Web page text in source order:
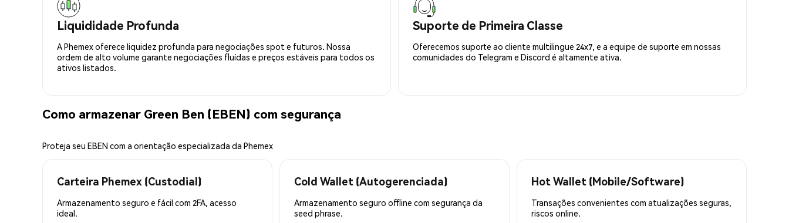
Liquididade Profunda
A Phemex oferece liquidez profunda para negociações spot e futuros. Nossa
ordem de alto volume garante negociações fluídas e preços estáveis para todos os
ativos listados.
Suporte de Primeira Classe
Oferecemos suporte ao cliente multilingue 24x7, e a equipe de suporte em nossas
comunidades do Telegram e Discord é altamente ativa.
Como armazenar Green Ben (EBEN) com segurança
Proteja seu EBEN com a orientação especializada da Phemex
Carteira Phemex (Custodial)
Armazenamento seguro e fácil com 2FA, acesso
ideal.
Cold Wallet (Autogerenciada)
Armazenamento seguro offline com segurança da
seed phrase.
Hot Wallet (Mobile/Software)
Transações convenientes com atualizações seguras,
riscos online.